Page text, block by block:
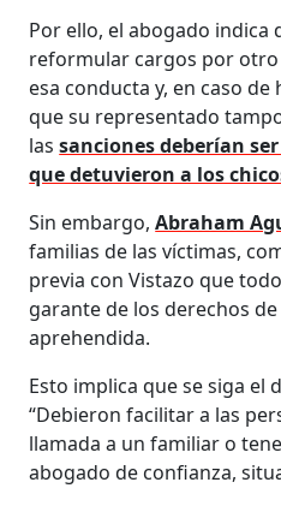
Por ello, el abogado indica
reformular cargos por otro
esa conducta y, en caso
que su representado
lassanciones deberían
que detuvieron a los
Sin embargo,Abraham
familias de las víctimas,
previa con Vistazo que
garante de los derechos
aprehendida.
Esto implica que se siga el
“Debieron facilitar a las
llamada a un familiar o
abogado de confianza,